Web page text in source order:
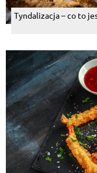
Tyndalizacja – co to